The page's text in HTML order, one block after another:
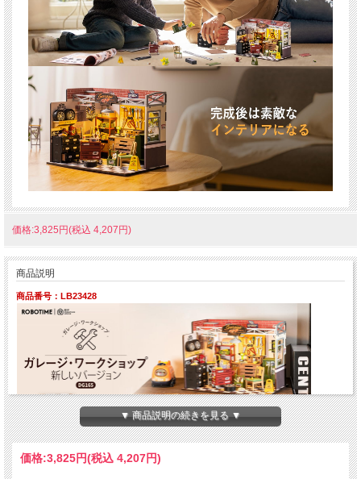
価格:3,825円(税込 4,207円)
商品説明
商品番号：LB23428
（説明書は英語ですが、イラストが付いていて分かりやすいです）
▼ 商品説明の続きを見る ▼
価格:3,825円(税込 4,207円)